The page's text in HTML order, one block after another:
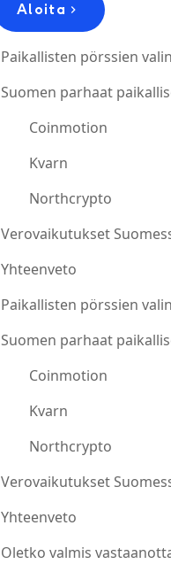
Aloita
Paikallisten pörssien
Suomen parhaat
Coinmotion
Kvarn
Northcrypto
Verovaikutukset
Yhteenveto
Paikallisten pörssien
Suomen parhaat
Coinmotion
Kvarn
Northcrypto
Verovaikutukset
Yhteenveto
Oletko valmis